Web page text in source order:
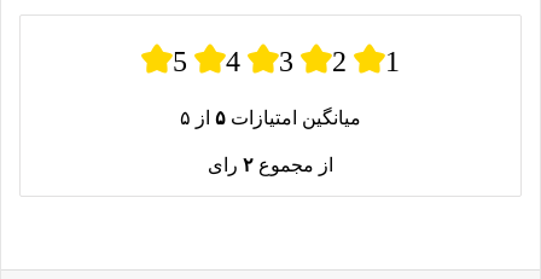
5 4 3 2 1
میانگین امتیازات ۵ از ۵
از مجموع ۲ رای